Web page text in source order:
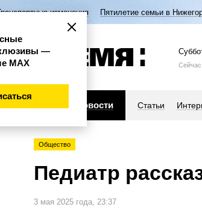
изменения Пятилетие семьи в
Сейчас
Новости Статьи
Общество
Педиатр
3 мая 2025 года, 23:37
—
МАХ